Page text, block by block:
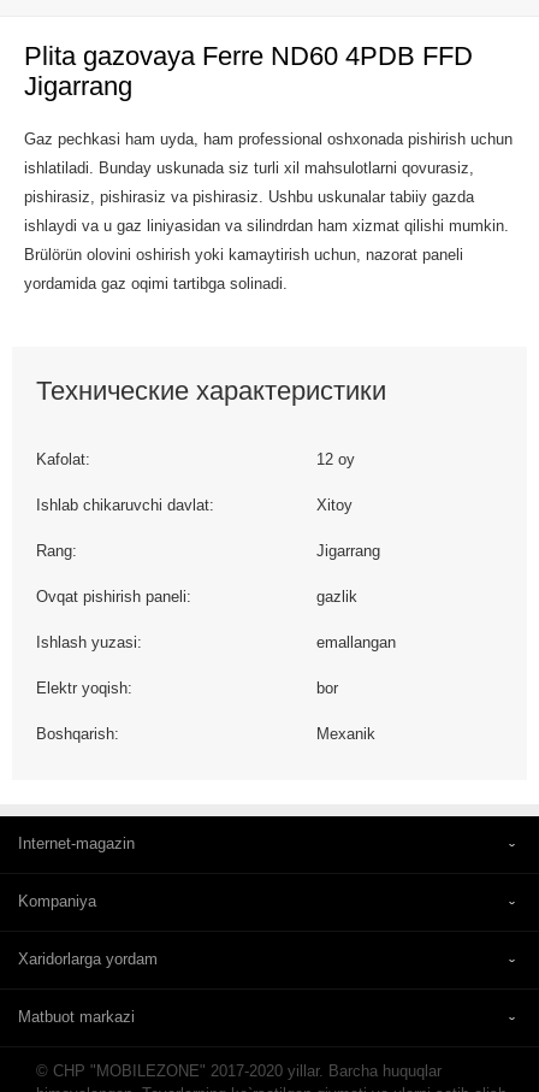
Plita gazovaya Ferre ND60 4PDB FFD
Jigarrang
Gaz pechkasi ham uyda, ham professional oshxonada pishirish uchun
ishlatiladi. Bunday uskunada siz turli xil mahsulotlarni qovurasiz,
pishirasiz, pishirasiz va pishirasiz. Ushbu uskunalar tabiiy gazda
ishlaydi va u gaz liniyasidan va silindrdan ham xizmat qilishi mumkin.
Brülörün olovini oshirish yoki kamaytirish uchun, nazorat paneli
yordamida gaz oqimi tartibga solinadi.
Технические характеристики
Kafolat: 12 oy
Ishlab chikaruvchi davlat: Xitoy
Rang: Jigarrang
Ovqat pishirish paneli: gazlik
Ishlash yuzasi: emallangan
Elektr yoqish: bor
Boshqarish: Mexanik
Internet-magazin
Kompaniya
Xaridorlarga yordam
Matbuot markazi
© CHP "MOBILEZONE" 2017-2020 yillar. Barcha huquqlar